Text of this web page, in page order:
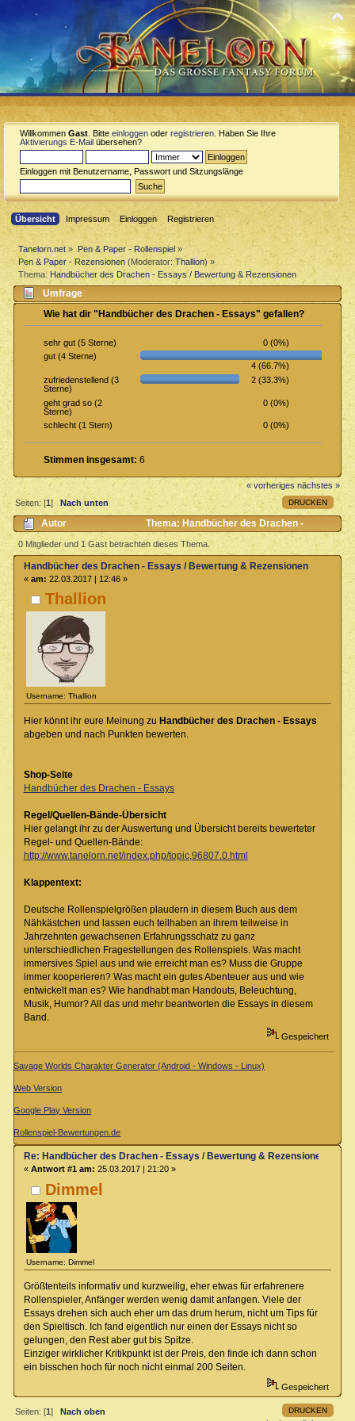
Willkommen Gast . Bitte einloggen oder registrieren . Haben Sie Ihre
Aktivierungs E-Mail übersehen?
Einloggen mit Benutzername, Passwort und Sitzungslänge
Übersicht Impressum Einloggen Registrieren
Tanelorn.net » Pen & Paper - Rollenspiel»
Pen & Paper - Rezensionen(Moderator:Thallion) »
Thema:Handbücher des Drachen - Essays / Bewertung & Rezensionen
Umfrage
Wie hat dir "Handbücher des Drachen - Essays" gefallen?
sehr gut (5 Sterne)
0 (0%)
gut (4 Sterne)
4 (66.7%)
zufriedenstellend (3
Sterne)
2 (33.3%)
geht grad so (2
Sterne)
0 (0%)
schlecht (1 Stern) 0 (0%)
Stimmen insgesamt: 6
« vorheriges nächstes »
DRUCKEN
Seiten: [1] Nach unten
Autor
Thema: Handbücher des Drachen -
Essays / Bewertung & Rezensionen (Gelesen 2110 mal)
0 Mitglieder und 1 Gast betrachten dieses Thema.
Thallion
Username: Thallion
Handbücher des Drachen - Essays / Bewertung & Rezensionen
« am: 22.03.2017 | 12:46 »
Hier könnt ihr eure Meinung zu Handbücher des Drachen - Essays
abgeben und nach Punkten bewerten.
Shop-Seite
Handbücher des Drachen - Essays
Regel/Quellen-Bände-Übersicht
Hier gelangt ihr zu der Auswertung und Übersicht bereits bewerteter
Regel- und Quellen-Bände:
http://www.tanelorn.net/index.php/topic,96807.0.html
Klappentext:
Deutsche Rollenspielgrößen plaudern in diesem Buch aus dem
Nähkästchen und lassen euch teilhaben an ihrem teilweise in
Jahrzehnten gewachsenen Erfahrungsschatz zu ganz
unterschiedlichen Fragestellungen des Rollenspiels. Was macht
immersives Spiel aus und wie erreicht man es? Muss die Gruppe
immer kooperieren? Was macht ein gutes Abenteuer aus und wie
entwickelt man es? Wie handhabt man Handouts, Beleuchtung,
Musik, Humor? All das und mehr beantworten die Essays in diesem
Band.
Gespeichert
Savage Worlds Charakter Generator (Android - Windows - Linux)
Web Version
Google Play Version
Rollenspiel-Bewertungen.de
Dimmel
Username: Dimmel
Re: Handbücher des Drachen - Essays / Bewertung & Rezensionen
« Antwort #1 am: 25.03.2017 | 21:20 »
Größtenteils informativ und kurzweilig, eher etwas für erfahrenere
Rollenspieler, Anfänger werden wenig damit anfangen. Viele der
Essays drehen sich auch eher um das drum herum, nicht um Tips für
den Spieltisch. Ich fand eigentlich nur einen der Essays nicht so
gelungen, den Rest aber gut bis Spitze.
Einziger wirklicher Kritikpunkt ist der Preis, den finde ich dann schon
ein bisschen hoch für noch nicht einmal 200 Seiten.
Gespeichert
DRUCKEN
Seiten: [1]Nach oben